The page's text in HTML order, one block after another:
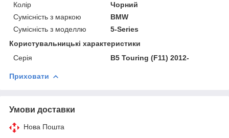
Колір
Чорний
Сумісність з маркою
BMW
Сумісність з моделлю
5-Series
Користувальницькі характеристики
Серія
B5 Touring (F11) 2012-
Приховати
Умови доставки
Нова Пошта